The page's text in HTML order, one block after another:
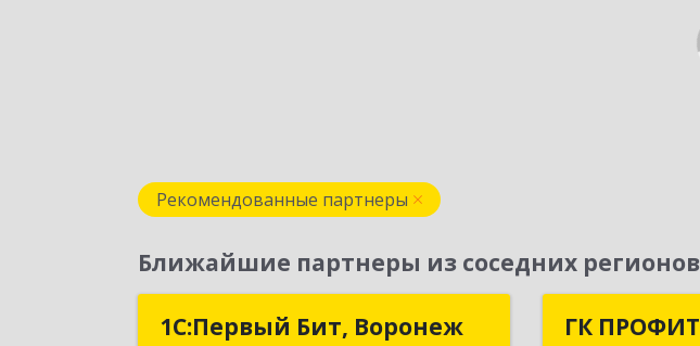
Рекомендованные партнеры
Ближайшие партнеры из соседних регионов
1С:Первый Бит, Воронеж
1С:Первый Бит, Воронеж ГК ПРОФИТ